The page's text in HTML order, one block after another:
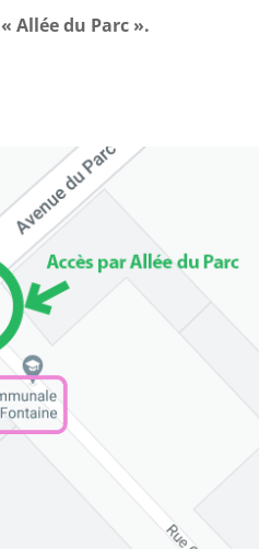
« Allée du Parc ».